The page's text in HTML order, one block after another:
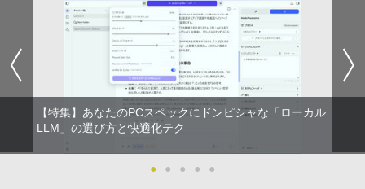
タブレットPC Microsoft Surface Pro 5/
7+ 12.3インチ メモリ 8GB SSD256GB
第7世代Core-i5 2.6GHz 2K解像度 2736
x 1824 タッチパネル Office付き/カメラ/
HDMI / Windows 11 Pro 中古タブレット
PC /ノートパソコン 2in1 中古 タブレッ
ト WIFI Bluetooth
￥29,800
ポイント10倍 中古パソコン デスクトッ
プパソコン Windows 11【Office付】
【Windows 11 Pro 64Bit搭載】DELL O
ptiplexシリーズ Core i5搭載/4G/新品SS
D 120GB/DVD-ROM/送料無料【オプショ
ン色々有】
￥24,800
【エントリーでポイント100％還元のチ
【マラソンセール期間中ポイント5倍】中
古モニター 17インチ スクエア 店長おま
かせ VGA / DVI ケーブル付き サブモニタ
ー 監視用 ケーブル付き 動作確認済み 30
日保証 送料無料
￥2,980
2
【楽天1位！保護レザーケース付き】【タ
ッチ選択】 モバイルモニター 15.6インチ
独身貴族は異世界を謳歌する 〜結婚し
ない男の優雅なおひとりさまライフ〜
（8） 【電子書籍】[ 駒鳥ひわ ]
￥792
異世界魔王と召喚少女の奴隷魔術（30）
￥792
【特集】あなたのPCスペックにドンピシャな「ローカル
LLM」の選び方と快適化テク
● ● ● ● ●